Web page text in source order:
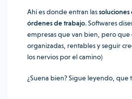
Ahí es donde entran las
órdenes de trabajo. Softwares
empresas que van bien, pero que
organizadas, rentables y seguir
los nervios por el camino)
¿Suena bien? Sigue leyendo, que